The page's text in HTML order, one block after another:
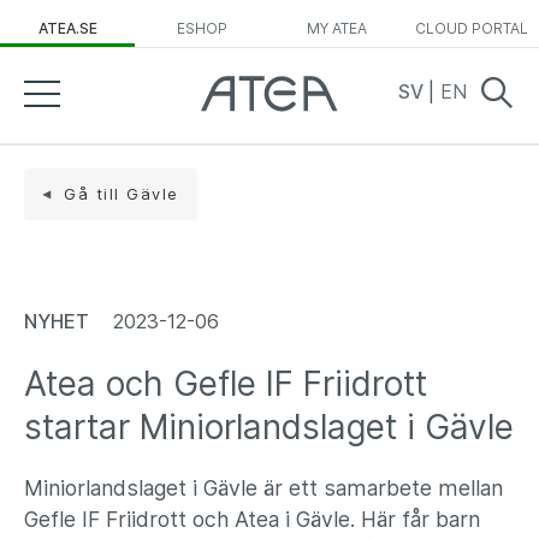
ATEA.SE ESHOP MY ATEA CLOUD PORTAL
SV EN
Gå till Gävle
NYHET 2023-12-06
Atea och Gefle IF Friidrott
startar Miniorlandslaget i Gävle
Miniorlandslaget i Gävle är ett samarbete mellan
Gefle IF Friidrott och Atea i Gävle. Här får barn